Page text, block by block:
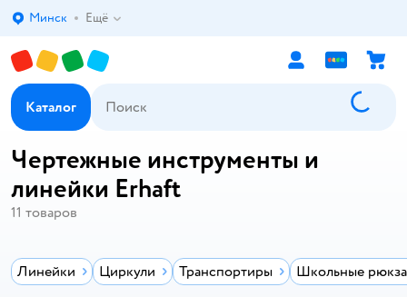
Выбор адреса доставки.
Минск Ещё
Каталог
Чертежные инструменты и
линейки Erhaft
11 товаров
Линейки Циркули Транспортиры Школьные